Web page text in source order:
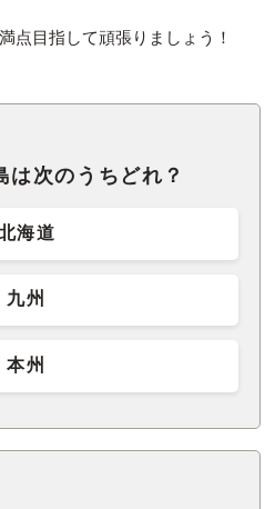
点目指して頑張りましょう！
は次のうちどれ？
海道
九州
本州